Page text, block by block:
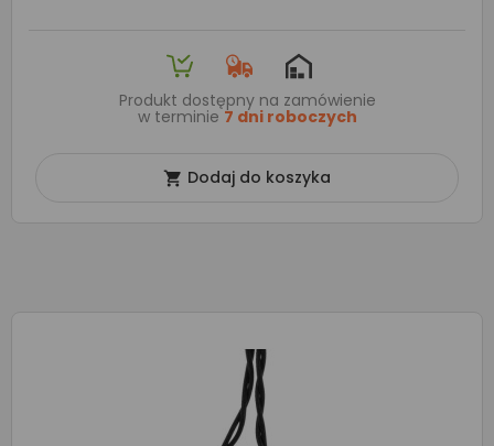
Produkt dostępny na zamówienie
w terminie 7 dni roboczych
 Dodaj do koszyka